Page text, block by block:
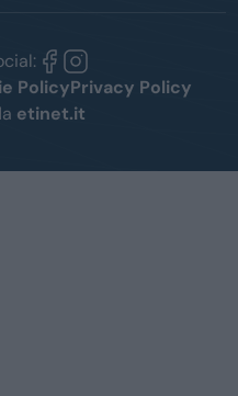
PolicyPrivacy Policy
etinet.it